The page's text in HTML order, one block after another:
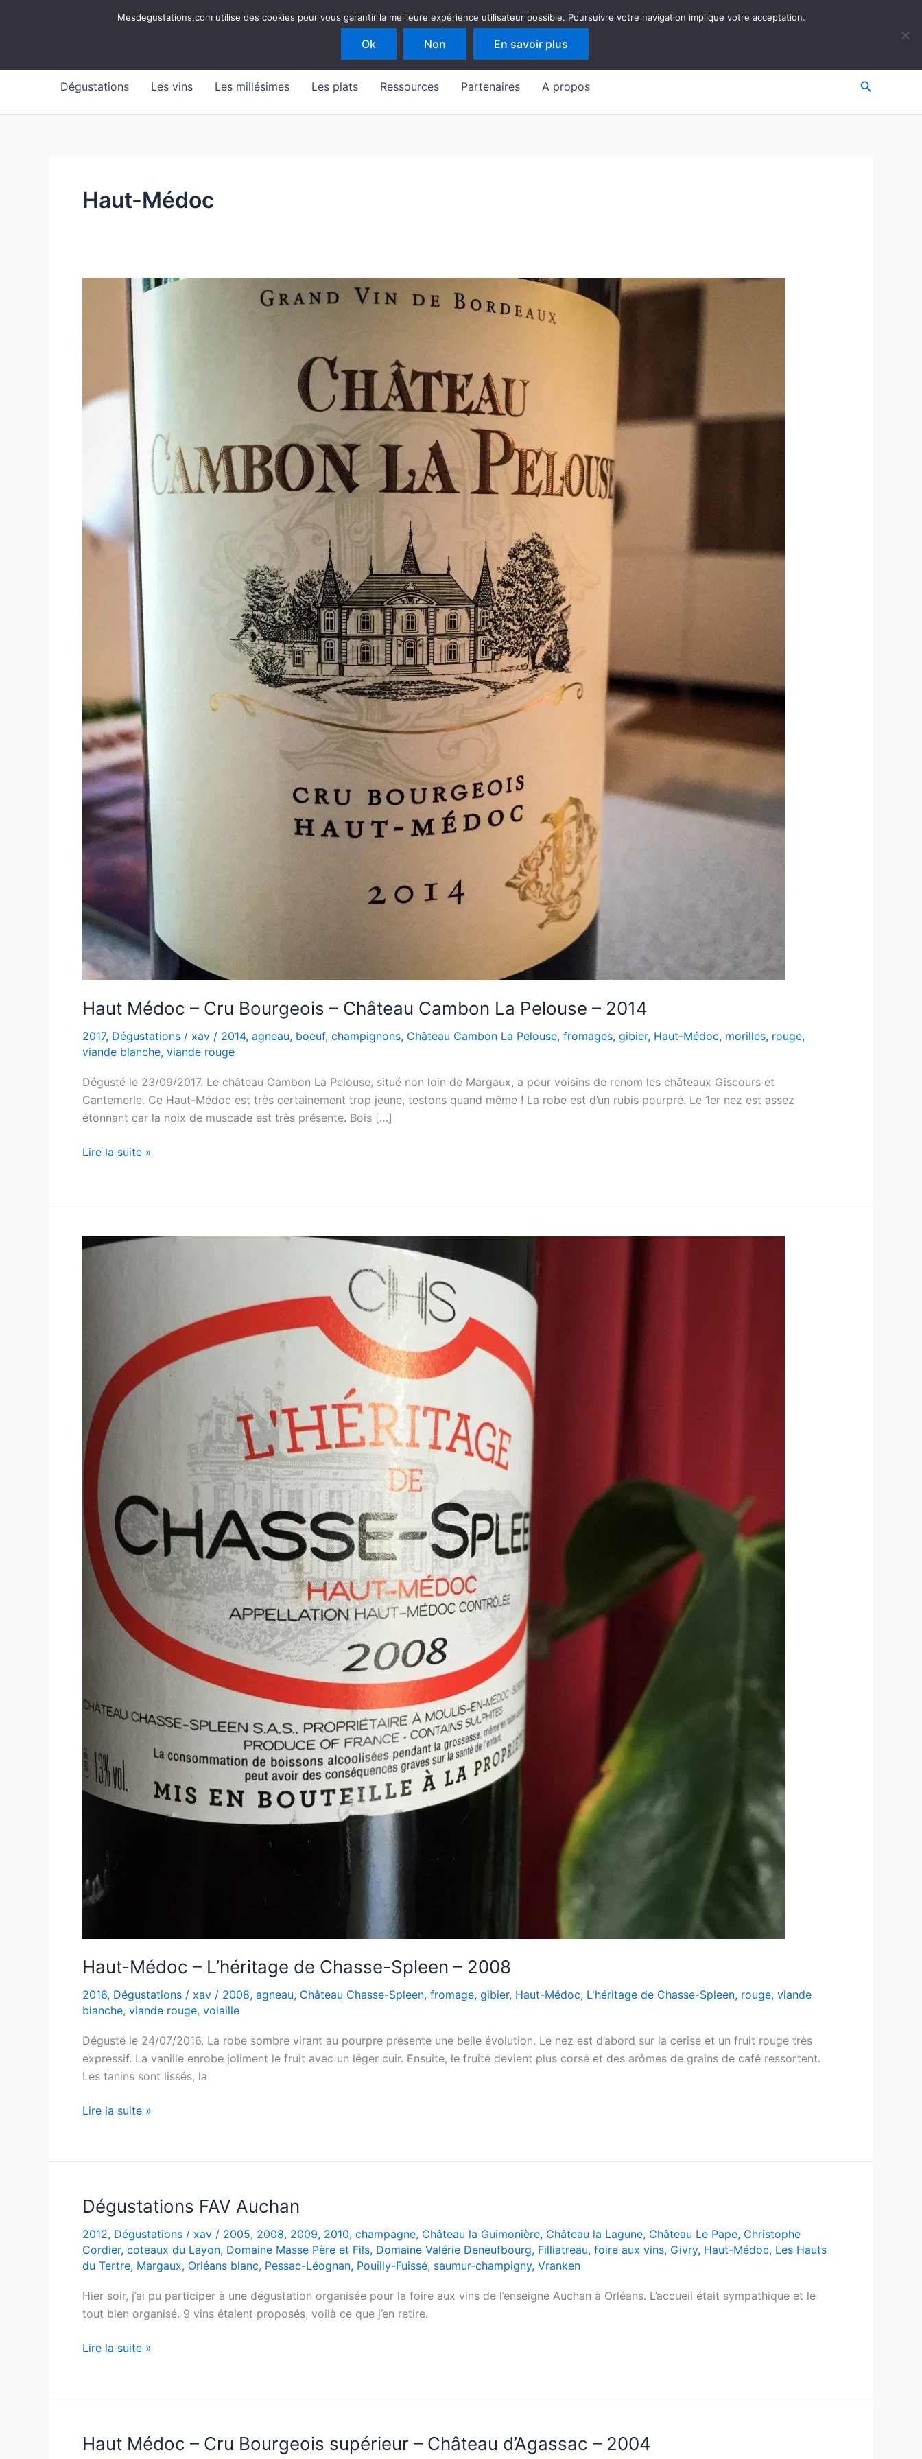
Mesdegustations
Dégustations Les vins Les millésimes Les plats Ressources Partenaires A propos
Haut-Médoc
Haut Médoc – Cru Bourgeois – Château Cambon La Pelouse – 2014
2017, Dégustations / xav / 2014, agneau, boeuf, champignons, Château Cambon La Pelouse, fromages, gibier, Haut-Médoc, morilles, rouge,
viande blanche, viande rouge
Dégusté le 23/09/2017. Le château Cambon La Pelouse, situé non loin de Margaux, a pour voisins de renom les châteaux Giscours et
Cantemerle. Ce Haut-Médoc est très certainement trop jeune, testons quand même ! La robe est d’un rubis pourpré. Le 1er nez est assez
étonnant car la noix de muscade est très présente. Bois […]
Haut
Cru
–
Lire la suite »
Haut-Médoc – L’héritage de Chasse-Spleen – 2008
2016, Dégustations / xav / 2008, agneau, Château Chasse-Spleen, fromage, gibier, Haut-Médoc, L'héritage de Chasse-Spleen, rouge, viande
blanche, viande rouge, volaille
Dégusté le 24/07/2016. La robe sombre virant au pourpre présente une belle évolution. Le nez est d’abord sur la cerise et un fruit rouge très
expressif. La vanille enrobe joliment le fruit avec un léger cuir. Ensuite, le fruité devient plus corsé et des arômes de grains de café ressortent.
Les tanins sont lissés, la
Haut-
L’héritage
Chasse-
Spleen
–
2008
Lire la suite »
Dégustations FAV Auchan
2012, Dégustations / xav / 2005, 2008, 2009, 2010, champagne, Château la Guimonière, Château la Lagune, Château Le Pape, Christophe
Cordier, coteaux du Layon, Domaine Masse Père et Fils, Domaine Valérie Deneufbourg, Filliatreau, foire aux vins, Givry, Haut-Médoc, Les Hauts
du Tertre, Margaux, Orléans blanc, Pessac-Léognan, Pouilly-Fuissé, saumur-champigny, Vranken
Hier soir, j’ai pu participer à une dégustation organisée pour la foire aux vins de l’enseigne Auchan à Orléans. L’accueil était sympathique et le
tout bien organisé. 9 vins étaient proposés, voilà ce que j’en retire.
Dégustations
Lire la suite »
Haut Médoc – Cru Bourgeois supérieur – Château d’Agassac – 2004
Mesdegustations.com utilise des cookies pour vous garantir la meilleure expérience utilisateur possible. Poursuivre votre navigation implique votre acceptation.
Ok Non En savoir plus